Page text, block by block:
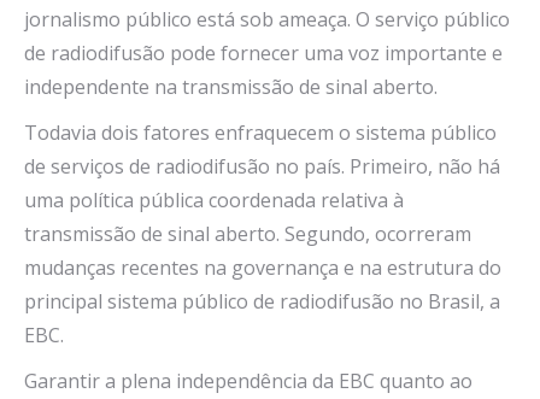
jornalismo público está sob ameaça. O serviço público
de radiodifusão pode fornecer uma voz importante e
independente na transmissão de sinal aberto.
Todavia dois fatores enfraquecem o sistema público
de serviços de radiodifusão no país. Primeiro, não há
uma política pública coordenada relativa à
transmissão de sinal aberto. Segundo, ocorreram
mudanças recentes na governança e na estrutura do
principal sistema público de radiodifusão no Brasil, a
EBC.
Garantir a plena independência da EBC quanto ao